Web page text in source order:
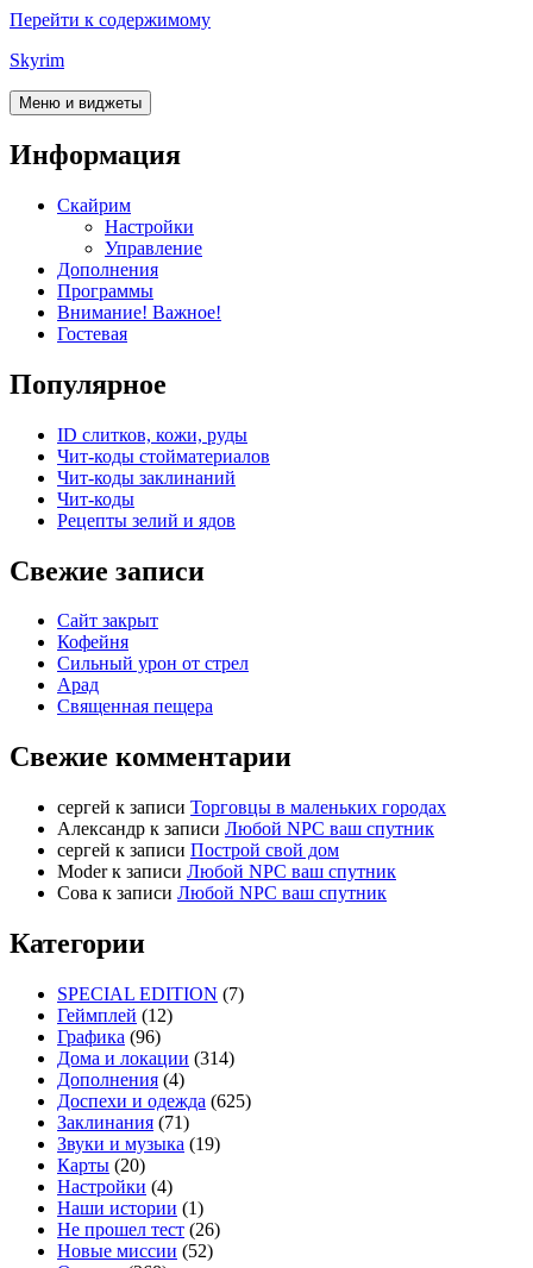
Перейти к содержимому
Skyrim
Меню и виджеты
Информация
Скайрим
Настройки
Управление
Дополнения
Программы
Внимание! Важное!
Гостевая
Популярное
ID слитков, кожи, руды
Чит-коды стойматериалов
Чит-коды заклинаний
Чит-коды
Рецепты зелий и ядов
Свежие записи
Сайт закрыт
Кофейня
Cильный урон от стрел
Арад
Священная пещера
Свежие комментарии
cергей к записи Торговцы в маленьких городах
Александр к записи Любой NPC ваш спутник
cергей к записи Построй свой дом
Moderк записи Любой NPC ваш спутник
Сова к записи Любой NPC ваш спутник
Категории
SPECIAL EDITION (7)
Геймплей (12)
Графика (96)
Дома и локации (314)
Дополнения (4)
Доспехи и одежда (625)
Заклинания (71)
Звуки и музыка (19)
Карты (20)
Настройки (4)
Наши истории (1)
Не прошел тест (26)
Новые миссии (52)